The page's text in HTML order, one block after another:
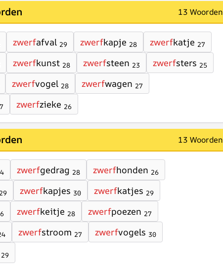
13 Woorden
zwerfafval 29 zwerfkapje 28 zwerfkatje 27
zwerfkunst 28 zwerfsteen 23 zwerfsters 25
zwerfvogel 28 zwerfwagen 27
zwerfzieke 26
13 Woorden
zwerfgedrag 28 zwerfhonden 26
29 zwerfkapjes 30 zwerfkatjes 29
zwerfkeitje 28 zwerfpoezen 27
zwerfstroom 27 zwerfvogels 30
29